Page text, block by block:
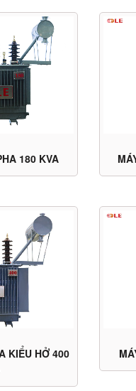
180 KVA
KIỂU HỞ 400